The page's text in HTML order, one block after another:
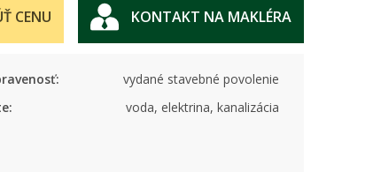
CENU KONTAKT NA MAKLÉRA
vydané stavebné povolenie
voda, elektrina, kanalizácia